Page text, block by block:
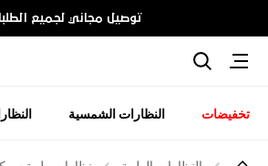
توصيل مجاني لجميع
تخفيضات النظارات الشمسية